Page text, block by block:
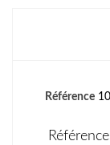
Référence